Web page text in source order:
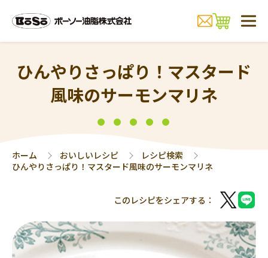
ひんやりさっぱり！マスタード
風味のサーモンマリネ
ホーム おいしいレシピ
レシピ検索
ひんやりさっぱり！マスタード風味のサーモンマリネ
このレシピをシェアする：